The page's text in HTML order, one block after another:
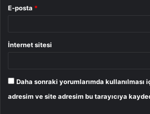
E-posta *
İnternet sitesi
Daha sonraki yorumlarımda kullanılması
adresim ve site adresim bu tarayıcıya